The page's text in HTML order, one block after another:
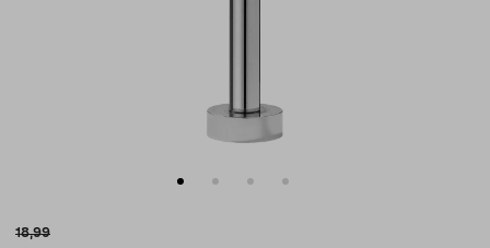
18,99